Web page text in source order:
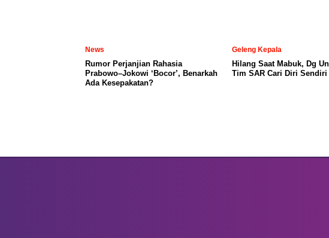
News
Rumor Perjanjian Rahasia
Prabowo–Jokowi ‘Bocor’, Benarkah
Ada Kesepakatan?
Geleng Kepala
Hilang Saat Mabuk, Dg
Tim SAR Cari Diri Sendiri